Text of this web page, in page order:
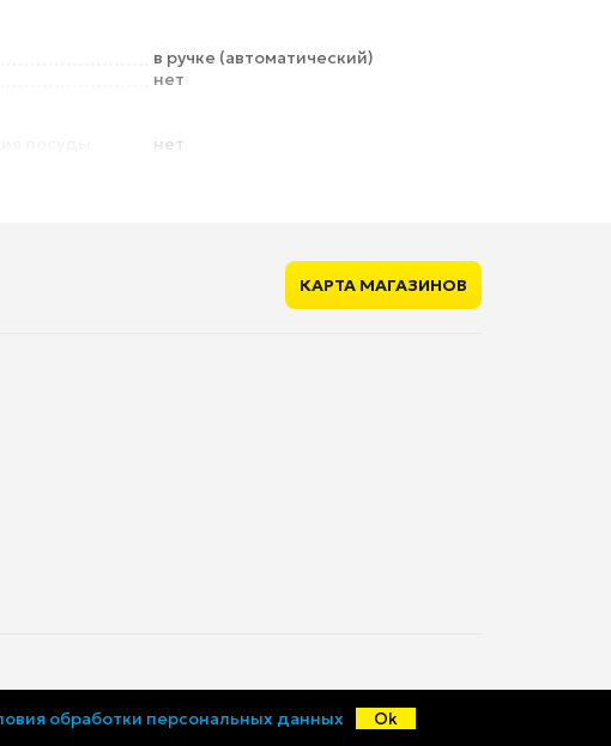
в ручке (автоматический)
нет
нет
КАРТА МАГАЗИНОВ
обработки персональных данных Ok